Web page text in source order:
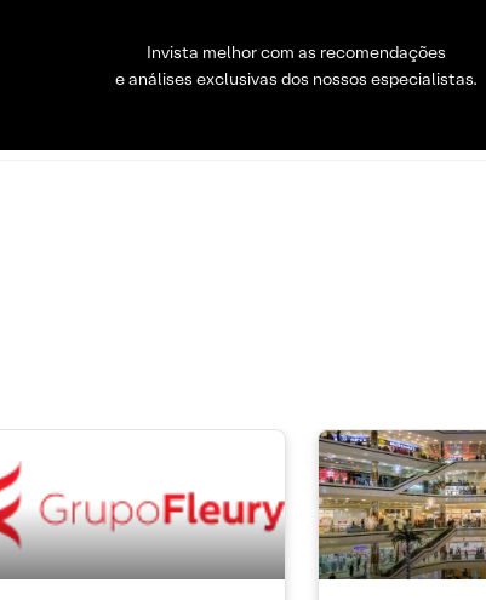
Invista melhor com as recomendações
e análises exclusivas dos nossos especialistas.